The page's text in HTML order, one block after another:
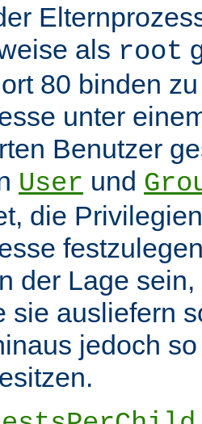
als root
80 binden
unter
Benutzer
User und
die
der Lage
sie ausliefern
jedoch